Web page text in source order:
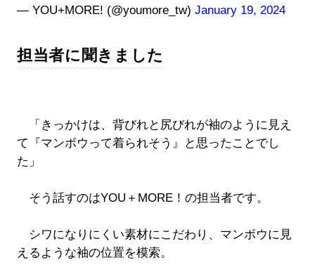
— YOU+MORE! (@youmore_tw) January 19, 2024
担当者に聞きました
「きっかけは、背びれと尻びれが袖のように見え
て『マンボウって着られそう』と思ったことでし
た」
そう話すのはYOU＋MORE！の担当者です。
シワになりにくい素材にこだわり、マンボウに見
えるような袖の位置を模索。